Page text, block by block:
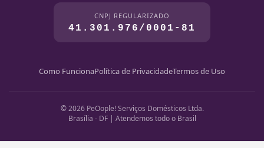
CNPJ REGULARIZADO
41.301.976/0001-81
Como FuncionaPolítica de PrivacidadeTermos de Uso
© 2026 PeOople! Serviços Domésticos Ltda.
Brasília - DF | Atendemos todo o Brasil